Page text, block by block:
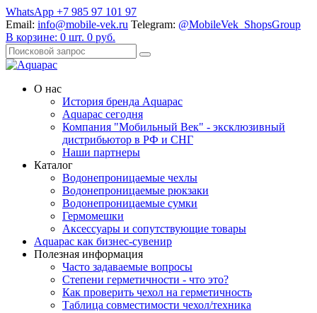
WhatsApp +7 985 97 101 97
Email: info@mobile-vek.ru Telegram: @MobileVek_ShopsGroup
В корзине: 0 шт. 0 руб.
О нас
История бренда Aquapac
Aquapac cегодня
Компания "Мобильный Век" - эксклюзивный
дистрибьютор в РФ и СНГ
Наши партнеры
Каталог
Водонепроницаемые чехлы
Водонепроницаемые рюкзаки
Водонепроницаемые сумки
Гермомешки
Аксессуары и сопутствующие товары
Aquapac как бизнес-сувенир
Полезная информация
Часто задаваемые вопросы
Степени герметичности - что это?
Как проверить чехол на герметичность
Таблица совместимости чехол/техника